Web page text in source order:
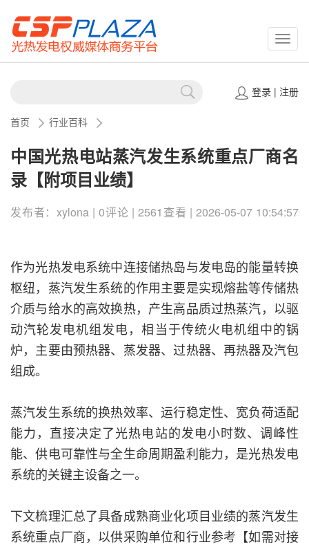
登录| 注册
首页 行业百科
中国光热电站蒸汽发生系统重点厂商名
录【附项目业绩】
发布者：xylona | 0评论 | 2561查看 | 2026-05-07 10:54:57
作为光热发电系统中连接储热岛与发电岛的能量转换
枢纽，蒸汽发生系统的作用主要是实现熔盐等传储热
介质与给水的高效换热，产生高品质过热蒸汽，以驱
动汽轮发电机组发电，相当于传统火电机组中的锅
炉，主要由预热器、蒸发器、过热器、再热器及汽包
组成。
蒸汽发生系统的换热效率、运行稳定性、宽负荷适配
能力，直接决定了光热电站的发电小时数、调峰性
能、供电可靠性与全生命周期盈利能力，是光热发电
系统的关键主设备之一。
下文梳理汇总了具备成熟商业化项目业绩的蒸汽发生
系统重点厂商，以供采购单位和行业参考【如需对接